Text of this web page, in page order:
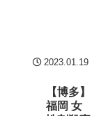
2023.01.19
【博多】
福岡 女